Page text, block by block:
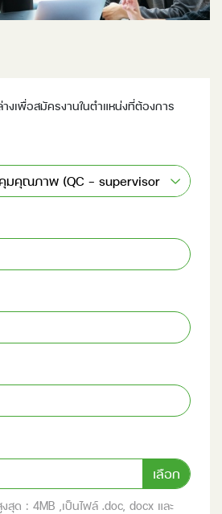
งเพื่อสมัครงานในตำแหน่งที่ต้องการ
มคุณภาพ (QC - supervisor)
สุด : 4MB ,เป็นไฟล์ .doc, docx และ